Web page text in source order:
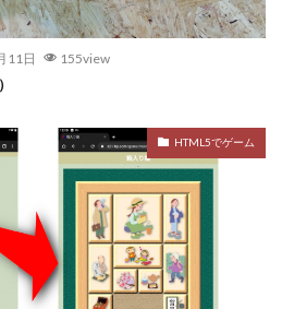
11日 155view
HTML5でゲーム